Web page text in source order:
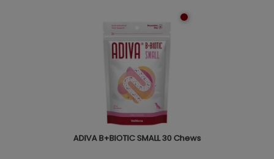
ADIVA B+BIOTIC SMALL 30 Chews